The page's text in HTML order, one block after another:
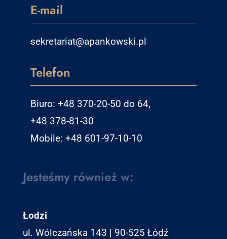
E-mail
sekretariat@apankowski.pl
Telefon
Biuro: +48 370-20-50 do 64,
+48 378-81-30
Mobile: +48 601-97-10-10
Jesteśmy również w:
Łodzi
ul. Wólczańska 143 | 90-525 Łódź